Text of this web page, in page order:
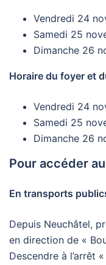
Vendredi 24
Samedi 25
Dimanche 26
Horaire du foyer et
Vendredi 24
Samedi 25
Dimanche 26
Pour accéder
En transports
Depuis Neuchâtel,
en direction de «
Descendre à l’arrêt